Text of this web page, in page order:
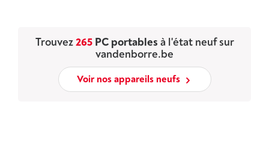
Trouvez265PC portables à l'état neuf sur
vandenborre.be
Voir nos appareils neufs